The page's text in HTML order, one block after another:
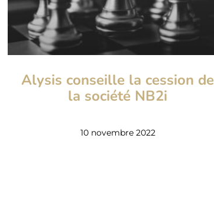
Alysis conseille la cession de
la société NB2i
10 novembre 2022